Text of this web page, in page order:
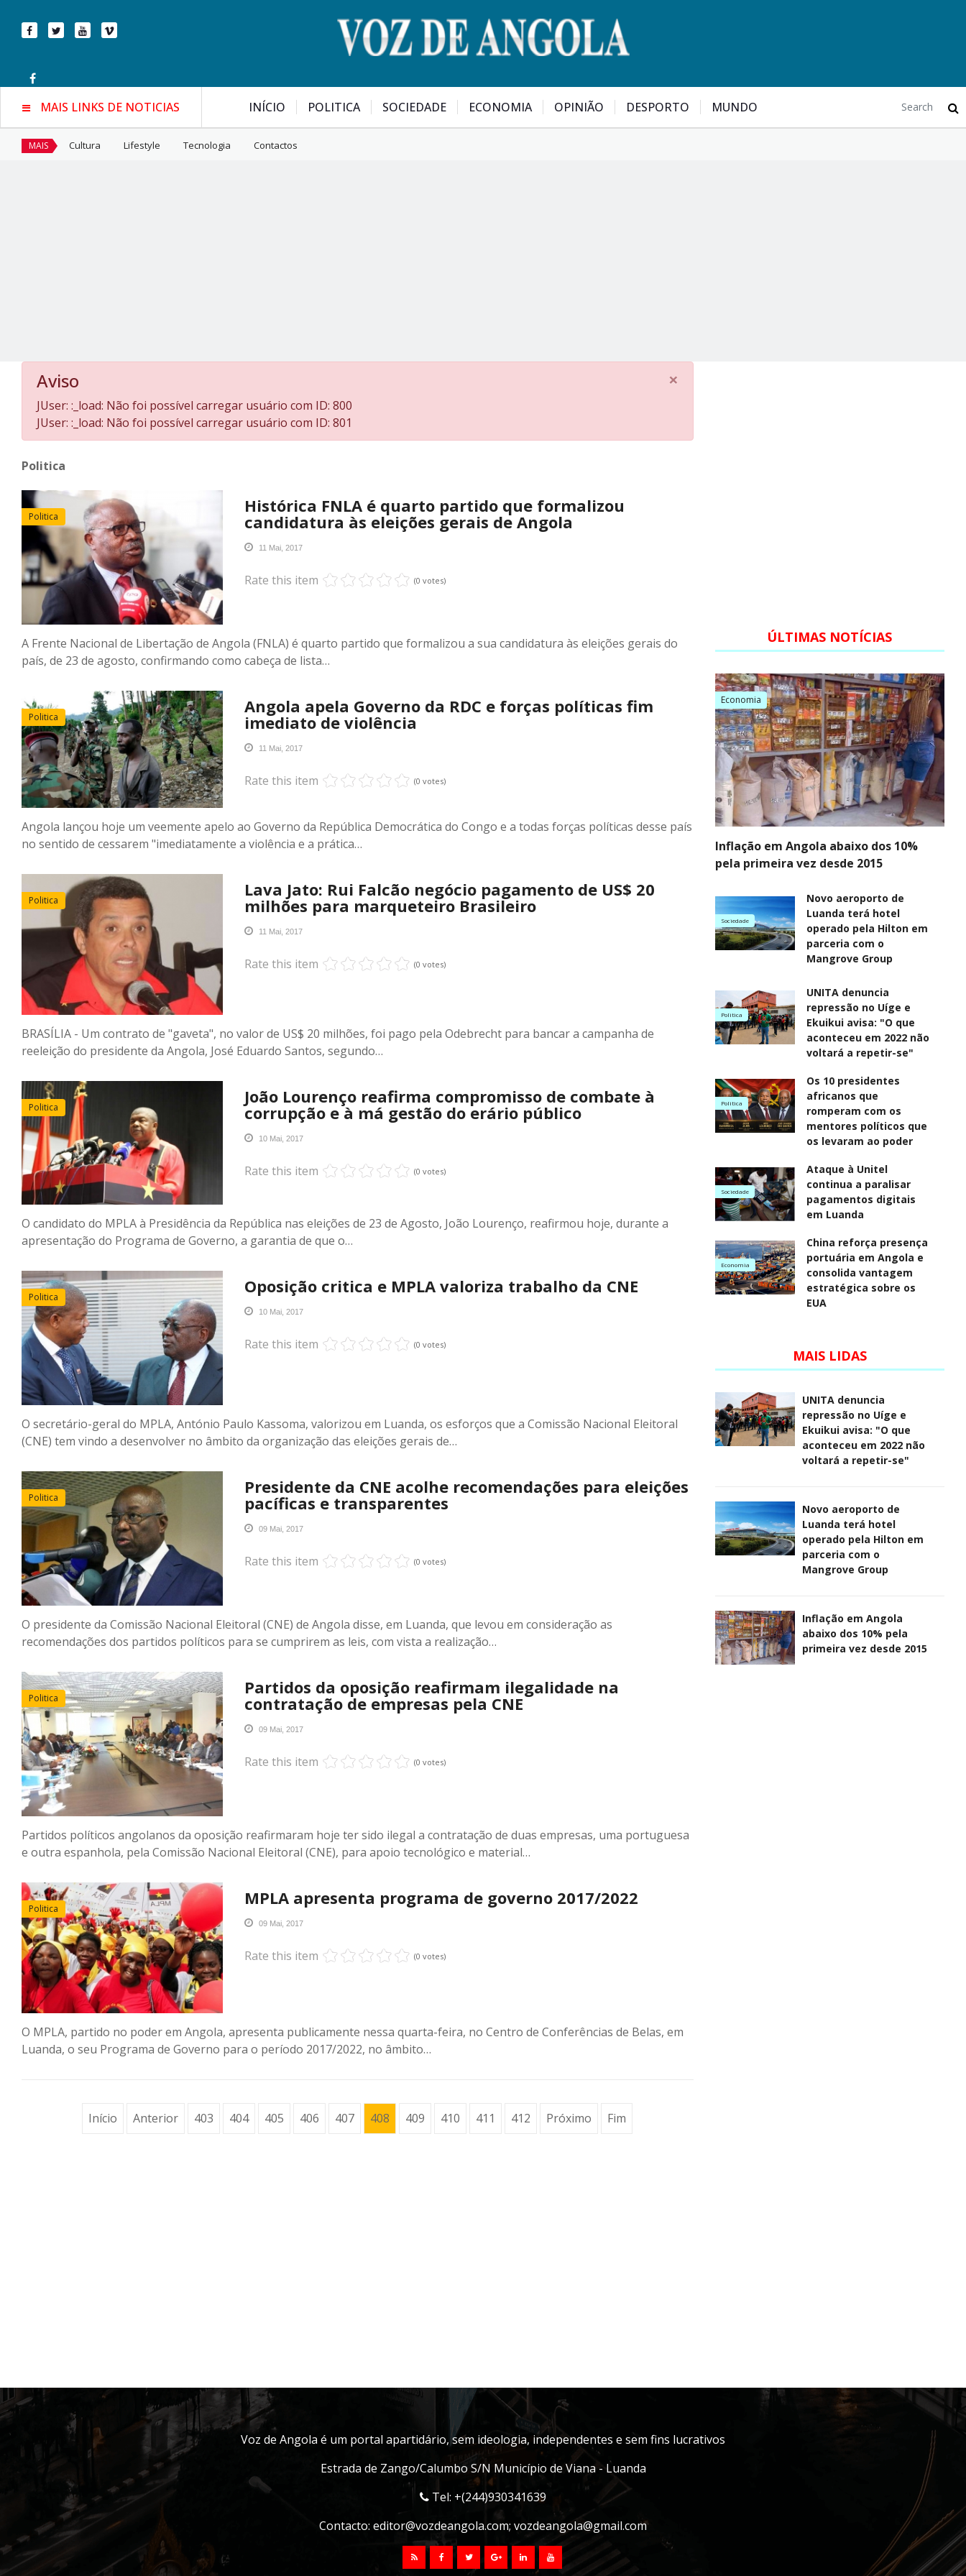
INÍCIO POLITICA SOCIEDADE ECONOMIA OPINIÃO DESPORTO MUNDO
MAIS LINKS DE NOTICIAS
MAIS Cultura Lifestyle Tecnologia Contactos
×
Aviso
JUser: :_load: Não foi possível carregar usuário com ID: 800
JUser: :_load: Não foi possível carregar usuário com ID: 801
Politica
Politica
Histórica FNLA é quarto partido que formalizou
candidatura às eleições gerais de Angola
11 Mai, 2017
Rate this item (0 votes)
A Frente Nacional de Libertação de Angola (FNLA) é quarto partido que formalizou a sua candidatura às eleições gerais do
país, de 23 de agosto, confirmando como cabeça de lista…
Politica
Angola apela Governo da RDC e forças políticas fim
imediato de violência
11 Mai, 2017
Rate this item (0 votes)
Angola lançou hoje um veemente apelo ao Governo da República Democrática do Congo e a todas forças políticas desse país
no sentido de cessarem "imediatamente a violência e a prática…
Politica
Lava Jato: Rui Falcão negócio pagamento de US$ 20
milhões para marqueteiro Brasileiro
11 Mai, 2017
Rate this item (0 votes)
BRASÍLIA - Um contrato de "gaveta", no valor de US$ 20 milhões, foi pago pela Odebrecht para bancar a campanha de
reeleição do presidente da Angola, José Eduardo Santos, segundo…
Politica
João Lourenço reafirma compromisso de combate à
corrupção e à má gestão do erário público
10 Mai, 2017
Rate this item (0 votes)
O candidato do MPLA à Presidência da República nas eleições de 23 de Agosto, João Lourenço, reafirmou hoje, durante a
apresentação do Programa de Governo, a garantia de que o…
Politica
Oposição critica e MPLA valoriza trabalho da CNE
10 Mai, 2017
Rate this item (0 votes)
O secretário-geral do MPLA, António Paulo Kassoma, valorizou em Luanda, os esforços que a Comissão Nacional Eleitoral
(CNE) tem vindo a desenvolver no âmbito da organização das eleições gerais de…
Politica
Presidente da CNE acolhe recomendações para eleições
pacíficas e transparentes
09 Mai, 2017
Rate this item (0 votes)
O presidente da Comissão Nacional Eleitoral (CNE) de Angola disse, em Luanda, que levou em consideração as
recomendações dos partidos políticos para se cumprirem as leis, com vista a realização…
Politica
Partidos da oposição reafirmam ilegalidade na
contratação de empresas pela CNE
09 Mai, 2017
Rate this item (0 votes)
Partidos políticos angolanos da oposição reafirmaram hoje ter sido ilegal a contratação de duas empresas, uma portuguesa
e outra espanhola, pela Comissão Nacional Eleitoral (CNE), para apoio tecnológico e material…
Politica
MPLA apresenta programa de governo 2017/2022
09 Mai, 2017
Rate this item (0 votes)
O MPLA, partido no poder em Angola, apresenta publicamente nessa quarta-feira, no Centro de Conferências de Belas, em
Luanda, o seu Programa de Governo para o período 2017/2022, no âmbito…
Início Anterior 403 404 405 406 407 408 409 410 411 412 Próximo Fim
ÚLTIMAS NOTÍCIAS
Economia
Inflação em Angola abaixo dos 10%
pela primeira vez desde 2015
Sociedade
Novo aeroporto de
Luanda terá hotel
operado pela Hilton em
parceria com o
Mangrove Group
Politica
UNITA denuncia
repressão no Uíge e
Ekuikui avisa: "O que
aconteceu em 2022 não
voltará a repetir-se"
Politica
Os 10 presidentes
africanos que
romperam com os
mentores políticos que
os levaram ao poder
Sociedade
Ataque à Unitel
continua a paralisar
pagamentos digitais
em Luanda
Economia
China reforça presença
portuária em Angola e
consolida vantagem
estratégica sobre os
EUA
MAIS LIDAS
UNITA denuncia
repressão no Uíge e
Ekuikui avisa: "O que
aconteceu em 2022 não
voltará a repetir-se"
Novo aeroporto de
Luanda terá hotel
operado pela Hilton em
parceria com o
Mangrove Group
Inflação em Angola
abaixo dos 10% pela
primeira vez desde 2015
Voz de Angola é um portal apartidário, sem ideologia, independentes e sem fins lucrativos
Estrada de Zango/Calumbo S/N Município de Viana - Luanda
Tel: +(244)930341639
Contacto: editor@vozdeangola.com; vozdeangola@gmail.com